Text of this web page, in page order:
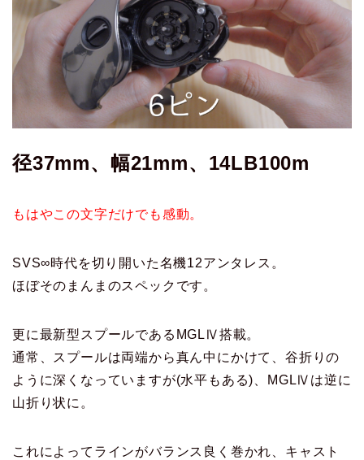
径37mm、幅21mm、14LB100m
もはやこの文字だけでも感動。
SVS∞時代を切り開いた名機12アンタレス。
ほぼそのまんまのスペックです。
更に最新型スプールであるMGLⅣ搭載。
通常、スプールは両端から真ん中にかけて、谷折りの
ように深くなっていますが(水平もある)、MGLⅣは逆に
山折り状に。
これによってラインがバランス良く巻かれ、キャスト